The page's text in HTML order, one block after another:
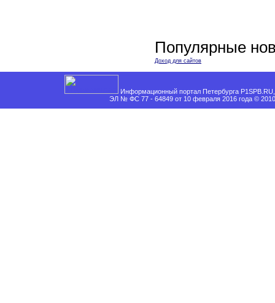
Популярные
Доход для сайтов
Информационный портал Петербурга
ЭЛ № ФС 77 - 64849 от 10 февраля 2016 года ©